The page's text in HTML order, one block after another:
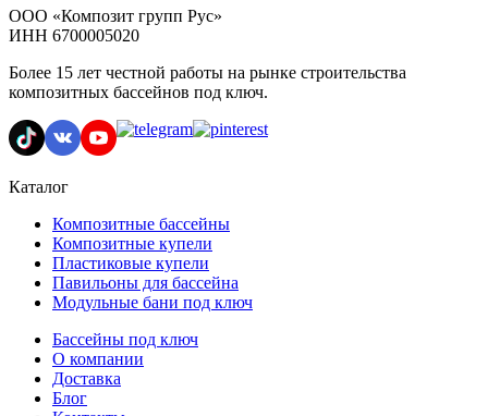
ООО «Композит групп Рус»
ИНН 6700005020
Более 15 лет честной работы на рынке строительства
композитных бассейнов под ключ.
Каталог
Композитные бассейны
Композитные купели
Пластиковые купели
Павильоны для бассейна
Модульные бани под ключ
Бассейны под ключ
О компании
Доставка
Блог